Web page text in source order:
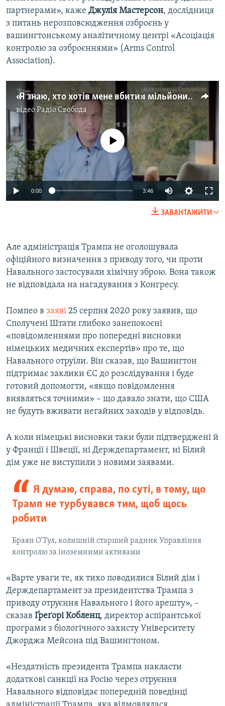
партнерами», каже Джулія Мастерсон, дослідниця
з питань нерозповсюдження озброєнь у
вашингтонському аналітичному центрі «Асоціація
контролю за озброєннями» (Arms Control
Association).
«Я знаю, хто хотів мене вбити»: мільйони дивляться відео Навального, в якому він назвав ймовірну команду вбивць
відеоРадіо Свобода
720p 1080p
No media source currently available
0:00 3:46
720p
1080p
ЗАВАНТАЖИТИ
Але адміністрація Трампа не оголошувала
офіційного визначення з приводу того, чи проти
Навального застосували хімічну зброю. Вона також
не відповідала на нагадування з Конгресу.
Помпео в заяві 25 серпня 2020 року заявив, що
Сполучені Штати глибоко занепокоєні
«повідомленнями про попередні висновки
німецьких медичних експертів» про те, що
Навального отруїли. Він сказав, що Вашингтон
підтримає заклики ЄС до розслідування і буде
готовий допомогти, «якщо повідомлення
виявляться точними» – що давало знати, що США
не будуть вживати негайних заходів у відповідь.
А коли німецькі висновки таки були підтверджені й
у Франції і Швеції, ні Держдепартамент, ні Білий
дім уже не виступили з новими заявами.
Я думаю, справа, по суті, в тому, що
Трамп не турбувався тим, щоб щось
робити
Браян О’Тул, колишній старший радник Управління
контролю за іноземними активами
«Варте уваги те, як тихо поводилися Білий дім і
Держдепартамент за президентства Трампа з
приводу отруєння Навального і його арешту», –
сказав Ґреґорі Кобленц, директор аспірантської
програми з біологічного захисту Університету
Джорджа Мейсона під Вашингтоном.
«Нездатність президента Трампа накласти
додаткові санкції на Росію через отруєння
Навального відповідає попередній поведінці